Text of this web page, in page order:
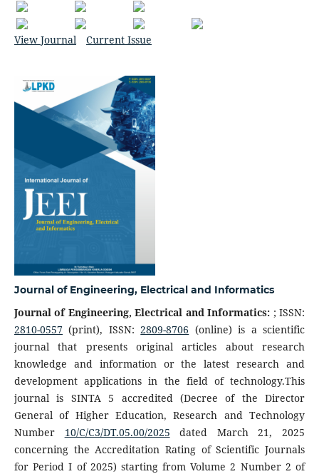
View Journal Current Issue
Journal of Engineering, Electrical and Informatics
Journal of Engineering, Electrical and Informatics: ; ISSN:
2810-0557(print), ISSN: 2809-8706 (online) is a scientific
journal that presents original articles about research
knowledge and information or the latest research and
development applications in the field of technology.This
journal is SINTA 5 accredited (Decree of the Director
General of Higher Education, Research and Technology
Number 10/C/C3/DT.05.00/2025 dated March 21, 2025
concerning the Accreditation Rating of Scientific Journals
for Period I of 2025) starting from Volume 2 Number 2 of